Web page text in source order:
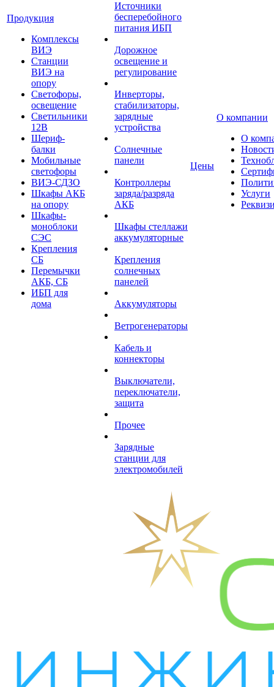
Продукция
Комплексы
ВИЭ
Станции
ВИЭ на
опору
Светофоры,
освещение
Светильники
12В
Шериф-
балки
Мобильные
светофоры
ВИЭ-СДЗО
Шкафы АКБ
на опору
Шкафы-
моноблоки
СЭС
Крепления
СБ
Перемычки
АКБ, СБ
ИБП для
дома
Источники
бесперебойного
питания ИБП
Дорожное
освещение и
регулирование
Инверторы,
стабилизаторы,
зарядные
устройства
Солнечные
панели
Контроллеры
заряда/разряда
АКБ
Шкафы стеллажи
аккумуляторные
Крепления
солнечных
панелей
Аккумуляторы
Ветрогенераторы
Кабель и
коннекторы
Выключатели,
переключатели,
защита
Прочее
Зарядные
станции для
электромобилей
Цены
О компании
О
Услуги